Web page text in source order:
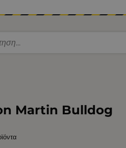
Martin Bulldog